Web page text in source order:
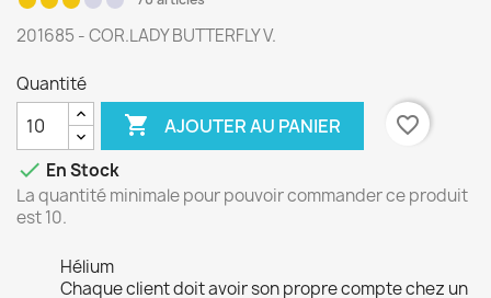
201685 - COR.LADY BUTTERFLY V.
Quantité
 AJOUTER AU PANIER
favorite_border
 En Stock
La quantité minimale pour pouvoir commander ce produit
est 10.
Hélium
Chaque client doit avoir son propre compte chez un